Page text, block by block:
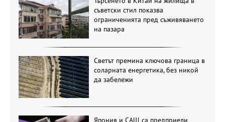
съветски стил показва
ограниченията пред съживяването
на пазара
Светът премина ключова граница в
соларната енергетика, без никой
да забележи
Япония и САЩ са предприели